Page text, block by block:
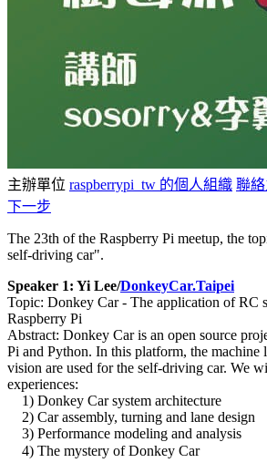
主辦單位 raspberrypi_tw 的個人組織 聯
下一步
The 23th of the Raspberry Pi meetup, the
self-driving car".
Speaker 1: Yi Lee/DonkeyCar.Taipei
Topic: Donkey Car - The application of RC
Raspberry Pi
Abstract: Donkey Car is an open source
Pi and Python. In this platform, the machine
vision are used for the self-driving car. We
experiences:
1) Donkey Car system architecture
2) Car assembly, turning and lane design
3) Performance modeling and analysis
4) The mystery of Donkey Car